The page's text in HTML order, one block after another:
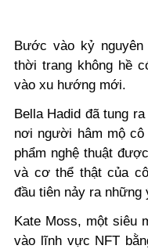
Bước vào kỷ nguyên
thời trang không hề
vào xu hướng mới.
Bella Hadid đã tung
nơi người hâm mộ cô
phẩm nghệ thuật
và cơ thể thật của
đầu tiên nảy ra những
Kate Moss, một siêu
vào lĩnh vực NFT